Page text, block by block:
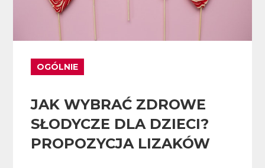
OGÓLNIE
JAK WYBRAĆ ZDROWE
SŁODYCZE DLA DZIECI?
PROPOZYCJA LIZAKÓW